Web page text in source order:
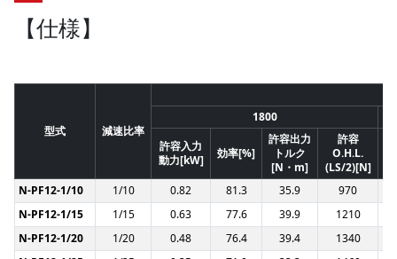
【仕様】
型式 減速比率
1800
許容入力
動力[kW]
効率[%]
許容出力
トルク
[N・m]
許容
O.H.L.
(LS/2)[N]
N-PF12-1/10
1/10 0.82 81.3 35.9
970
N-PF12-1/15
1/15 0.63 77.6 39.9
1210
N-PF12-1/20
1/20 0.48 76.4 39.4
1340